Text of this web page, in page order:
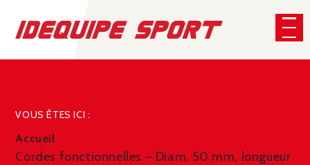
VOUS ÊTES ICI :
Accueil
Cordes fonctionnelles – Diam. 50 mm, longueur